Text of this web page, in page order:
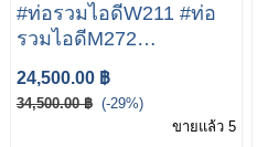
#ท่อรวมไอดีW211 #ท่อ
รวมไอดีM272
Mercedes-Benz W211
E300/E350 M272
Enigne INTAKE
24,500.00 ฿
34,500.00 ฿ (-29%)
ขายแล้ว 5